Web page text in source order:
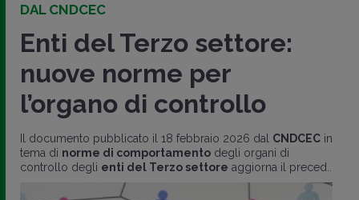
DAL CNDCEC
Enti del Terzo settore:
nuove norme per
l’organo di controllo
Il documento pubblicato il 18 febbraio 2026 dal CNDCEC in
tema di norme di comportamento degli organi di
controllo degli enti del Terzo settore aggiorna il preced..